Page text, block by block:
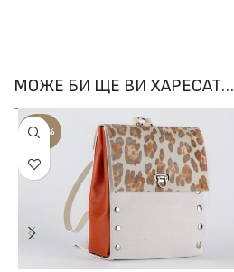
МОЖЕ БИ ЩЕ ВИ ХАРЕСАТ…
-100%